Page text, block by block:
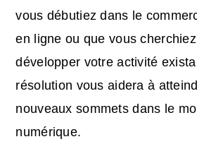
vous débutiez dans le
en ligne ou que vous
développer votre activité
résolution vous aidera à
nouveaux sommets dans le
numérique.